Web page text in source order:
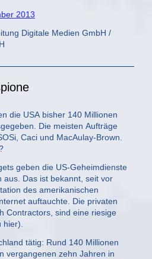
2013
Digitale Medien GmbH /
die USA bisher 140 Millionen
Die meisten Aufträge
Caci und MacAulay-Brown.
geben die US-Geheimdienste
Das ist bekannt, seit vor
des amerikanischen
auftauchte. Die privaten
Contractors, sind eine riesige
tätig: Rund 140 Millionen
vergangenen zehn Jahren in